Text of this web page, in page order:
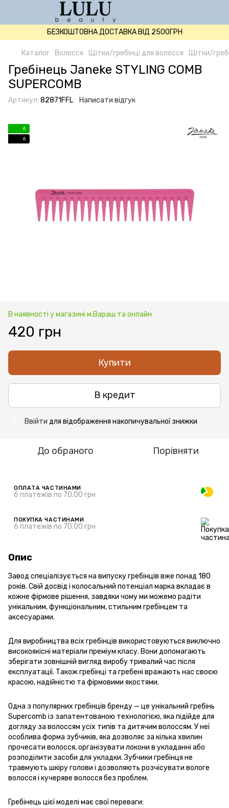
БЕЗКОШТОВНА ДОСТАВКА ВІД 2500ГРН
Каталог Волосся Щітки/гребінці для волосся Щітки/
Гребінець Janeke STYLING COMB
SUPERCOMB
Артикул: 82871FFL Написати відгук
6
6
В наявності у магазині м.Вараш та онлайн
420 грн
Купити
В кредит
Ввійти для відображення накопичувальної знижки
До обраного Порівняти
ОПЛАТА ЧАСТИНАМИ
6 платежів по 70.00 грн
ПОКУПКА ЧАСТИНАМИ
6 платежів по 70.00 грн
Опис
Завод спеціалізується на випуску гребінців вже понад 180
років. Свій досвід і колосальний потенціал марка вкладає в
кожне фірмове рішення, завдяки чому ми можемо радіти
унікальним, функціональним, стильним гребінцем та
аксесуарами.
Для виробництва всіх гребінців використовуються виключно
високоякісні матеріали преміум класу. Вони допомагають
зберігати зовнішній вигляд виробу тривалий час після
експлуатації. Також гребінці та гребені вражають нас своєю
красою, надійністю та фірмовими якостями.
Одна з популярних гребінців бренду — це унікальний гребінь
Supercomb із запатентованою технологією, яка підійде для
догляду за волоссям усіх типів та дитячим волоссям. У неї
особлива форма зубчиків, яка дозволяє за кілька хвилин
прочесати волосся, організувати локони в укладанні або
розподілити засоби для укладки. Зубчики гребінця не
травмують шкіру голови і дозволяють розчісувати вологе
волосся і кучеряве волосся без проблем.
Гребінець цієї моделі має свої переваги: